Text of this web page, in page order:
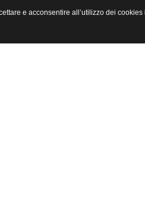
e acconsentire all’utilizzo dei